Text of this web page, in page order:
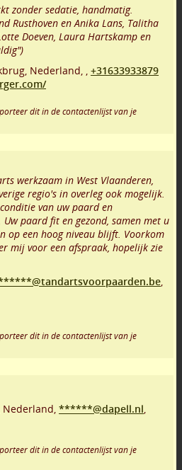
zonder sedatie, handmatig.
Rusthoven en Anika Lans, Talitha
Doeven, Laura Hartskamp en
Nederland,
+31633933879
dit in de contactenlijst van je
werkzaam in West Vlaanderen,
regio's in overleg ook mogelijk.
van uw paard en
paard fit en gezond, samen met u
op een hoog niveau blijft. Voorkom
mij voor een afspraak, hopelijk zie
dit in de contactenlijst van je
Nederland, ******@dapell.nl
dit in de contactenlijst van je